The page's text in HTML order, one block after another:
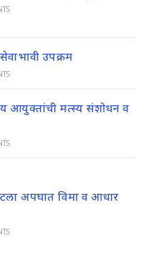
उपक्रम
आयुक्तांची मत्स्य संशोधन व
अपघात विमा व आधार